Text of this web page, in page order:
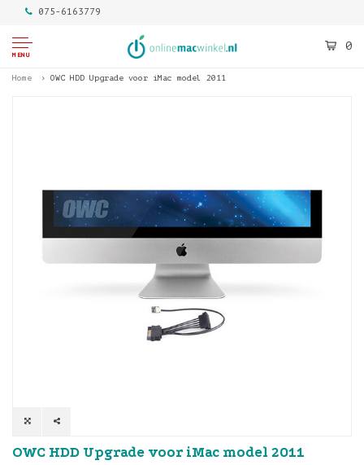
075-6163779
MENU
0
Home OWC HDD Upgrade voor iMac model 2011
OWC HDD Upgrade voor iMac model 2011